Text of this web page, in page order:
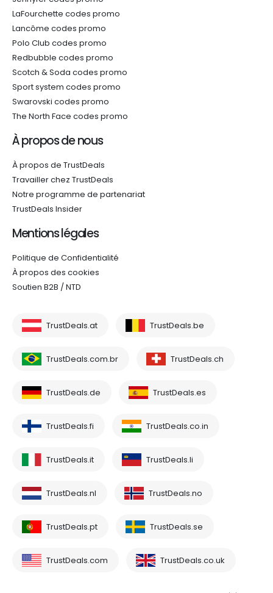
LaFourchette codes promo
Lancôme codes promo
Polo Club codes promo
Redbubble codes promo
Scotch & Soda codes promo
Sport system codes promo
Swarovski codes promo
The North Face codes promo
À propos de nous
À propos de TrustDeals
Travailler chez TrustDeals
Notre programme de partenariat
TrustDeals Insider
Mentions légales
Politique de Confidentialité
À propos des cookies
Soutien B2B / NTD
TrustDeals.at TrustDeals.be
TrustDeals.com.br TrustDeals.ch
TrustDeals.de TrustDeals.es
TrustDeals.fi TrustDeals.co.in
TrustDeals.it TrustDeals.li
TrustDeals.nl TrustDeals.no
TrustDeals.pt TrustDeals.se
TrustDeals.com TrustDeals.co.uk